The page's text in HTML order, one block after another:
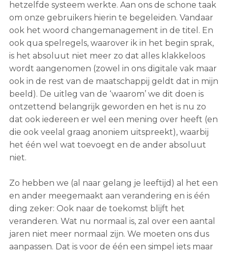
hetzelfde systeem werkte. Aan ons de schone taak
om onze gebruikers hierin te begeleiden. Vandaar
ook het woord changemanagement in de titel. En
ook qua spelregels, waarover ik in het begin sprak,
is het absoluut niet meer zo dat alles klakkeloos
wordt aangenomen (zowel in ons digitale vak maar
ook in de rest van de maatschappij geldt dat in mijn
beeld). De uitleg van de ‘waarom’ we dit doen is
ontzettend belangrijk geworden en het is nu zo
dat ook iedereen er wel een mening over heeft (en
die ook veelal graag anoniem uitspreekt), waarbij
het één wel wat toevoegt en de ander absoluut
niet.
Zo hebben we (al naar gelang je leeftijd) al het een
en ander meegemaakt aan verandering en is één
ding zeker: Ook naar de toekomst blijft het
veranderen. Wat nu normaal is, zal over een aantal
jaren niet meer normaal zijn. We moeten ons dus
aanpassen. Dat is voor de één een simpel iets maar